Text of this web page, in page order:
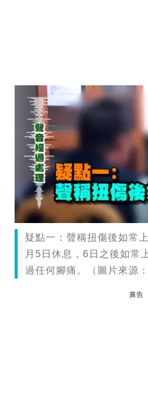
疑點一：聲稱扭傷後如常
月5日休息，6日之後如常
過任何腳痛。（圖片來源
廣告